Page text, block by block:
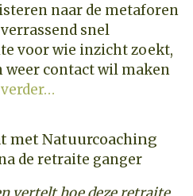
naar de metaforen
snel
voor wie inzicht zoekt,
contact wil maken
met Natuurcoaching
vertelt hoe deze retraite